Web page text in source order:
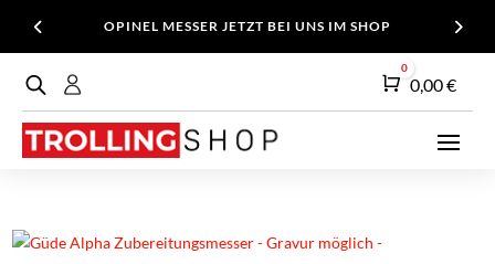
OPINEL MESSER JETZT BEI UNS IM SHOP
Warenkorb
0
0,00€